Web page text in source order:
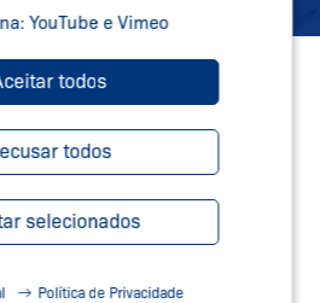
YouTube e Vimeo
todos
todos
selecionados
Política de Privacidade